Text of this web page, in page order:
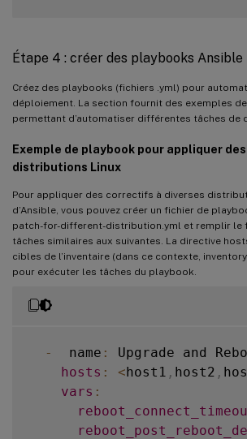
UBUNTU2004
RHEL8
RHEL9
DEBIAN12
SUSE15
[all: vars]
  ansible_user
=<ansible
  ansible_password
=<>
  ansible_ssh_common_args
=
Étape 4 : créer des playbooks Ansible
Créez des playbooks (fichiers .yml) pour
déploiement. La section fournit des exemples
permettant d’automatiser différentes tâches de
Exemple de playbook pour appliquer
distributions Linux
Pour appliquer des correctifs à diverses
d’Ansible, vous pouvez créer un fichier de
patch-for-different-distribution.yml et remplir le
tâches similaires aux suivantes. La directive
cibles de l’inventaire (dans ce contexte,
pour exécuter les tâches du playbook.
-
  name
: Upgrade and
hosts : <host1 , host2 ,
vars :